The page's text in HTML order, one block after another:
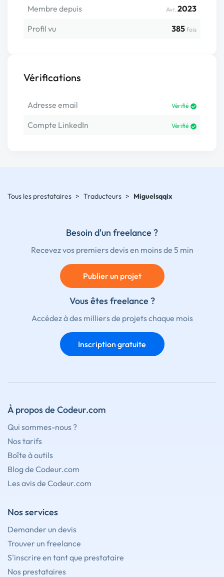
Membre depuis Avr. 2023
Profil vu
385 fois
Vérifications
Adresse email Vérifié
Compte LinkedIn Vérifié
Tous les prestataires > Traducteurs > Miguelsqqix
Besoin d'un freelance ?
Recevez vos premiers devis en moins de 5 min
Publier un projet
Vous êtes freelance ?
Accédez à des milliers de projets chaque mois
Inscription gratuite
À propos de Codeur.com
Qui sommes-nous ?
Nos tarifs
Boîte à outils
Blog de Codeur.com
Les avis de Codeur.com
Nos services
Demander un devis
Trouver un freelance
S'inscrire en tant que prestataire
Nos prestataires